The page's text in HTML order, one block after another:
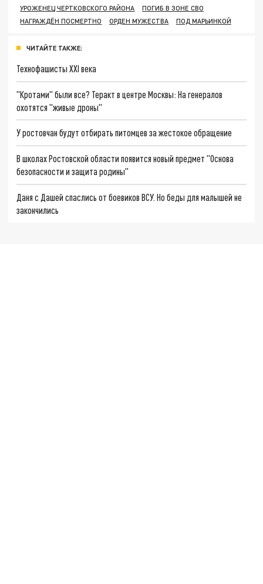
УРОЖЕНЕЦ ЧЕРТКОВСКОГО РАЙОНА
ПОГИБ В ЗОНЕ СВО
НАГРАЖДЁН ПОСМЕРТНО
ОРДЕН МУЖЕСТВА ПОД МАРЬИНКОЙ
ЧИТАЙТЕ ТАКЖЕ:
Технофашисты XXI века
"Кротами" были все? Теракт в центре Москвы: На генералов
охотятся "живые дроны"
У ростовчан будут отбирать питомцев за жестокое обращение
В школах Ростовской области появится новый предмет "Основа
безопасности и защита родины"
Даня с Дашей спаслись от боевиков ВСУ. Но беды для малышей не
закончились